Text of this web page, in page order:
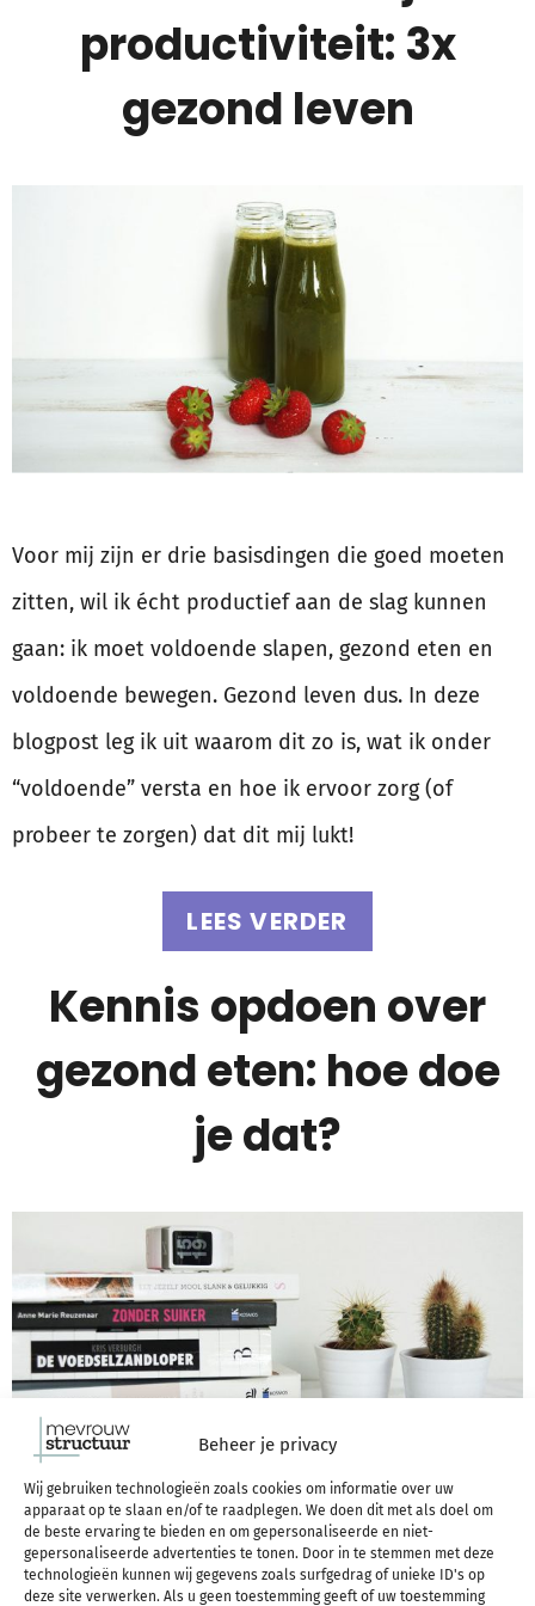
Beheer je privacy
Wij gebruiken technologieën zoals cookies om informatie over uw
apparaat op te slaan en/of te raadplegen. We doen dit met als doel om
de beste ervaring te bieden en om gepersonaliseerde en niet-
gepersonaliseerde advertenties te tonen. Door in te stemmen met deze
technologieën kunnen wij gegevens zoals surfgedrag of unieke ID's op
deze site verwerken. Als u geen toestemming geeft of uw toestemming
productiviteit: 3x
gezond leven
Voor mij zijn er drie basisdingen die goed moeten
zitten, wil ik écht productief aan de slag kunnen
gaan: ik moet voldoende slapen, gezond eten en
voldoende bewegen. Gezond leven dus. In deze
blogpost leg ik uit waarom dit zo is, wat ik onder
“voldoende” versta en hoe ik ervoor zorg (of
probeer te zorgen) dat dit mij lukt!
LEES VERDER
Kennis opdoen over
gezond eten: hoe doe
je dat?
Hoe en of ik gezond eet is iets wat ik mezelf al váák